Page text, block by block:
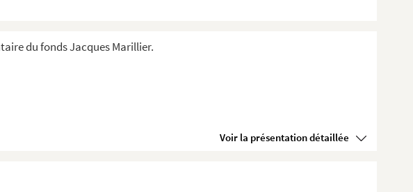
du fonds Jacques Marillier.
Voir la présentation détaillée